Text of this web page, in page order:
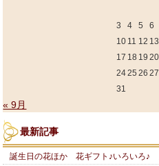
3
4 5 6
10 11 12 13
17 18 19 20
2425 26 27
31
« 9月
最新記事
誕生日の花ほか 花ギフト♪いろいろ♪